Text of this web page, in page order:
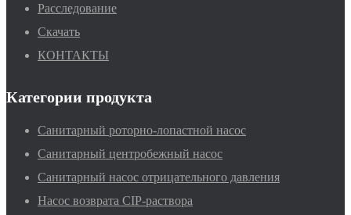
Расследование
Скачать
КОНТАКТЫ
Категории продукта
Санитарный роторно-лопастной насос
Санитарный центробежный насос
Санитарный насос отрицательного давления
Насос возврата CIP-раствора